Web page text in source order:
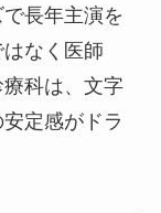
長年主演を
なく医師
科は、文字
定感がドラ